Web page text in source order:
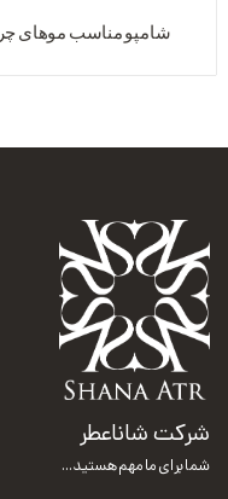
شامپو مناسب موهای
شرکت شاناعطر
شما برای ما مهم هستید...